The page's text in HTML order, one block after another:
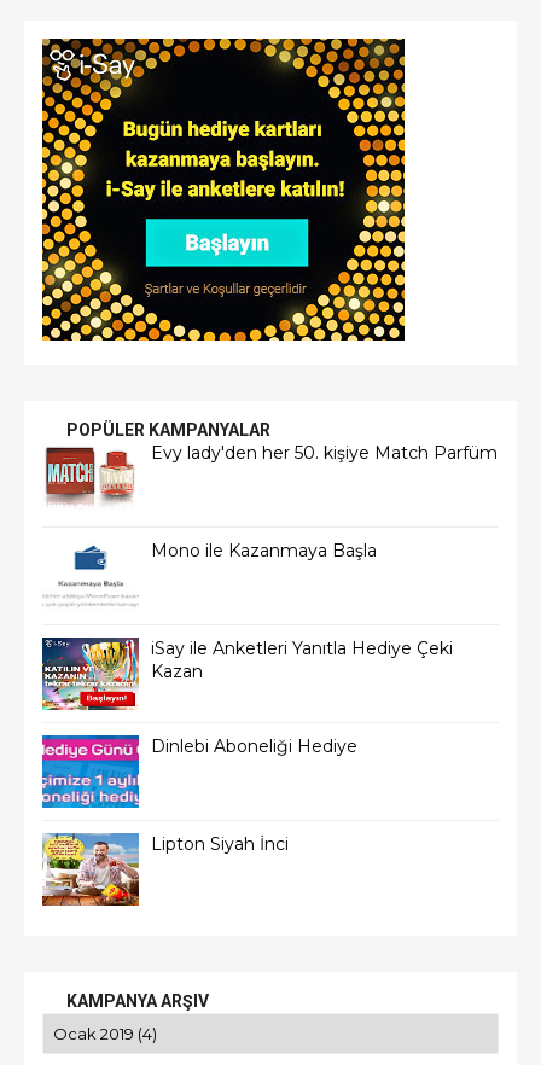
POPÜLER KAMPANYALAR
Evy lady'den her 50. kişiye Match Parfüm
Mono ile Kazanmaya Başla
iSay ile Anketleri Yanıtla Hediye Çeki
Kazan
Dinlebi Aboneliği Hediye
Lipton Siyah İnci
KAMPANYA ARŞIV